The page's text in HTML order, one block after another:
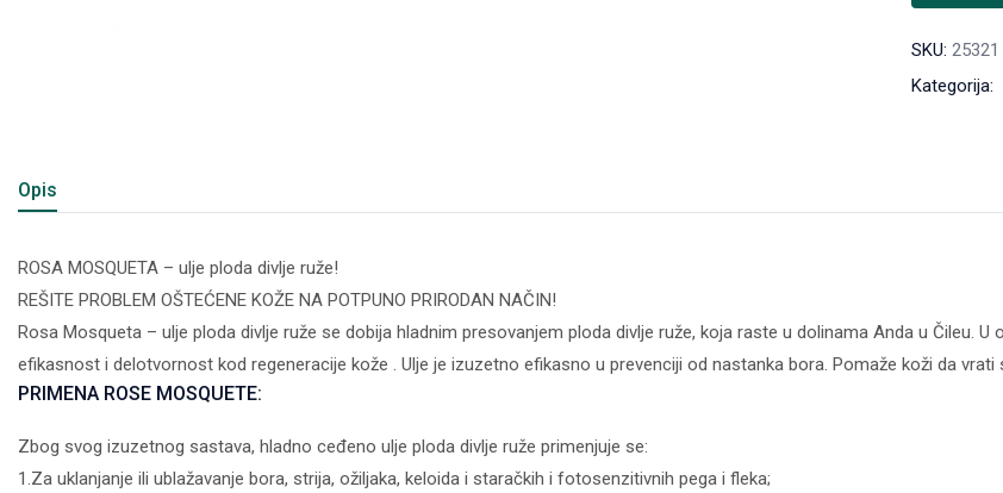
SKU: 25321
Kategorija:
Opis
ROSA MOSQUETA – ulje ploda divlje ruže!
REŠITE PROBLEM OŠTEĆENE KOŽE NA POTPUNO PRIRODAN NAČIN!
Rosa Mosqueta – ulje ploda divlje ruže se dobija hladnim presovanjem ploda divlje ruže, koja raste u dolinama Anda u Čileu.
efikasnost i delotvornost kod regeneracije kože . Ulje je izuzetno efikasno u prevenciji od nastanka bora. Pomaže koži da vrati
PRIMENA ROSE MOSQUETE:
Zbog svog izuzetnog sastava, hladno ceđeno ulje ploda divlje ruže primenjuje se:
1.Za uklanjanje ili ublažavanje bora, strija, ožiljaka, keloida i staračkih i fotosenzitivnih pega i fleka;